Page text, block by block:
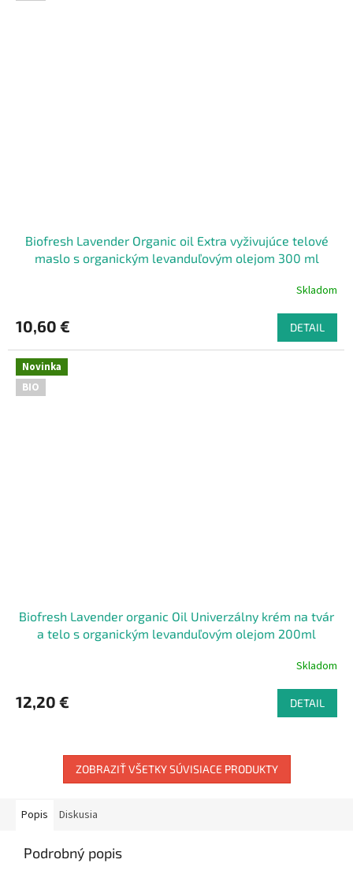
Biofresh Lavender Organic oil Extra vyživujúce telové
maslo s organickým levanduľovým olejom 300 ml
Skladom
10,60 € DETAIL
Novinka
BIO
Biofresh Lavender organic Oil Univerzálny krém na tvár
a telo s organickým levanduľovým olejom 200ml
Skladom
12,20 € DETAIL
ZOBRAZIŤ VŠETKY SÚVISIACE PRODUKTY
Popis Diskusia
Podrobný popis